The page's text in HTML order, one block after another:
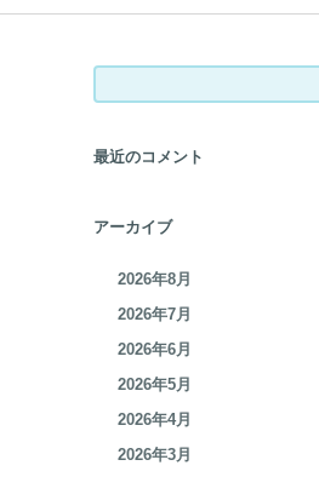
検
最近のコメント
アーカイブ
2026年8月
2026年7月
2026年6月
2026年5月